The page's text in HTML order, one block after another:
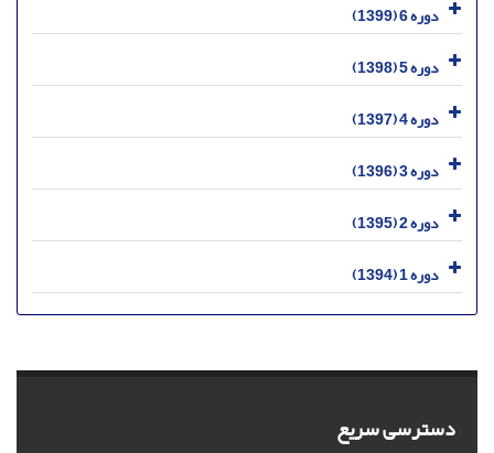
دوره 6 (1399)
دوره 5 (1398)
دوره 4 (1397)
دوره 3 (1396)
دوره 2 (1395)
دوره 1 (1394)
دسترسی سریع